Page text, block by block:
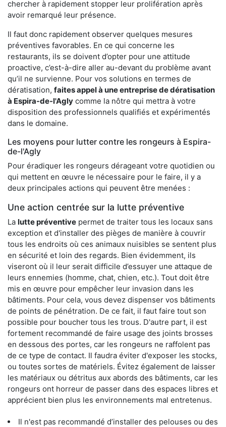
chercher à rapidement stopper leur prolifération après
avoir remarqué leur présence.
Il faut donc rapidement observer quelques mesures
préventives favorables. En ce qui concerne les
restaurants, ils se doivent d’opter pour une attitude
proactive, c’est-à-dire aller au-devant du problème avant
qu’il ne survienne. Pour vos solutions en termes de
dératisation, faites appel à une entreprise de dératisation
à Espira-de-l'Agly comme la nôtre qui mettra à votre
disposition des professionnels qualifiés et expérimentés
dans le domaine.
Les moyens pour lutter contre les rongeurs à Espira-
de-l'Agly
Pour éradiquer les rongeurs dérageant votre quotidien ou
qui mettent en œuvre le nécessaire pour le faire, il y a
deux principales actions qui peuvent être menées :
Une action centrée sur la lutte préventive
La lutte préventive permet de traiter tous les locaux sans
exception et d'installer des pièges de manière à couvrir
tous les endroits où ces animaux nuisibles se sentent plus
en sécurité et loin des regards. Bien évidemment, ils
viseront où il leur serait difficile d’essuyer une attaque de
leurs ennemies (homme, chat, chien, etc.). Tout doit être
mis en œuvre pour empêcher leur invasion dans les
bâtiments. Pour cela, vous devez dispenser vos bâtiments
de points de pénétration. De ce fait, il faut faire tout son
possible pour boucher tous les trous. D'autre part, il est
fortement recommandé de faire usage des joints brosses
en dessous des portes, car les rongeurs ne raffolent pas
de ce type de contact. Il faudra éviter d'exposer les stocks,
ou toutes sortes de matériels. Évitez également de laisser
les matériaux ou détritus aux abords des bâtiments, car les
rongeurs ont horreur de passer dans des espaces libres et
apprécient bien plus les environnements mal entretenus.
Il n'est pas recommandé d’installer des pelouses ou des